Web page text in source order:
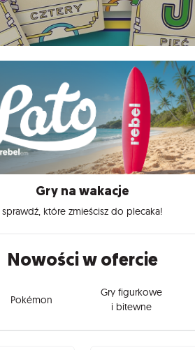
Gry na wakacje
sprawdź, które zmieścisz do plecaka!
Nowości w ofercie
Pokémon
Gry figurkowe
i bitewne